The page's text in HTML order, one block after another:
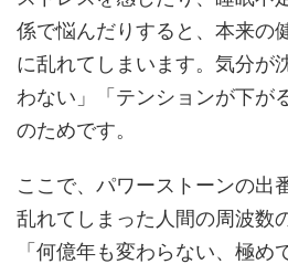
係で悩んだりすると、本来の
に乱れてしまいます。気分が
わない」「テンションが下が
のためです。
ここで、パワーストーンの出
乱れてしまった人間の周波数
「何億年も変わらない、極め